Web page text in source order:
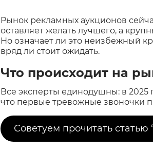
Рынок рекламных аукционов
оставляет желать лучшего, а
Но означает ли это неизбежный
вряд ли стоит ожидать.
Что происходит на
Все эксперты единодушны: в 2025
что первые тревожные звоночки
Советуем прочитать статью